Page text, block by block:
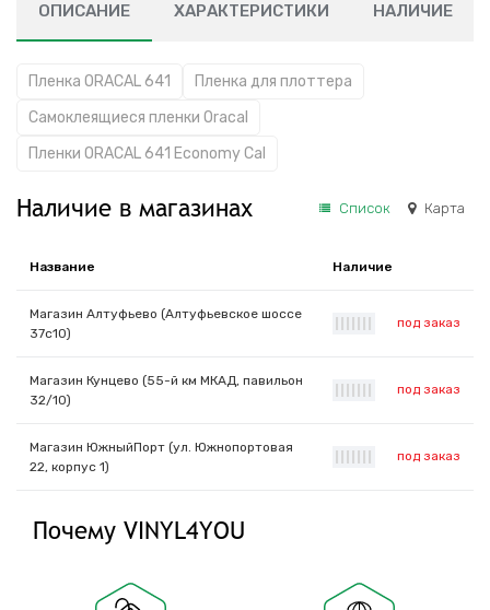
ОПИСАНИЕ ХАРАКТЕРИСТИКИ НАЛИЧИЕ
Пленка ORACAL 641
Пленка для плоттера
Самоклеящиеся пленки Oracal
Пленки ORACAL 641 Economy Cal
Наличие в магазинах Список Карта
Название Наличие
Магазин Алтуфьево (Алтуфьевское шоссе
37с10)
под заказ
Магазин Кунцево (55-й км МКАД, павильон
32/10)
под заказ
Магазин ЮжныйПорт (ул. Южнопортовая
22, корпус 1)
под заказ
Почему VINYL4YOU